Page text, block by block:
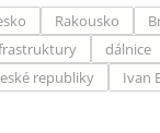
Rakousko
dálnice
republiky
Ivan